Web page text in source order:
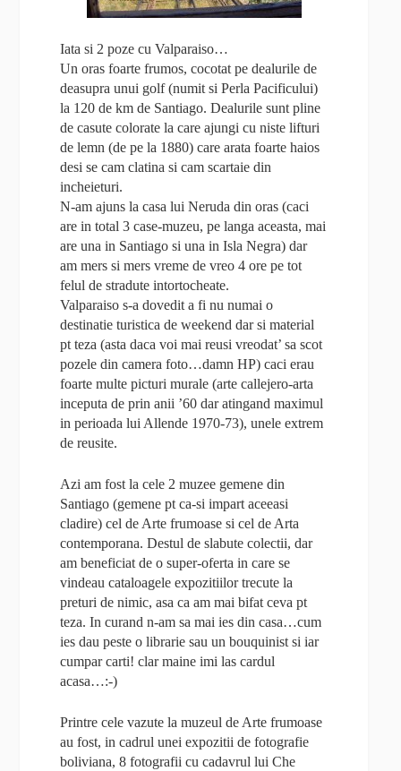
Iata si 2 poze cu Valparaiso…
Un oras foarte frumos, cocotat pe dealurile de
deasupra unui golf (numit si Perla Pacificului)
la 120 de km de Santiago. Dealurile sunt pline
de casute colorate la care ajungi cu niste lifturi
de lemn (de pe la 1880) care arata foarte haios
desi se cam clatina si cam scartaie din
incheieturi.
N-am ajuns la casa lui Neruda din oras (caci
are in total 3 case-muzeu, pe langa aceasta, mai
are una in Santiago si una in Isla Negra) dar
am mers si mers vreme de vreo 4 ore pe tot
felul de stradute intortocheate.
Valparaiso s-a dovedit a fi nu numai o
destinatie turistica de weekend dar si material
pt teza (asta daca voi mai reusi vreodat’ sa scot
pozele din camera foto…damn HP) caci erau
foarte multe picturi murale (arte callejero-arta
inceputa de prin anii ’60 dar atingand maximul
in perioada lui Allende 1970-73), unele extrem
de reusite.
Azi am fost la cele 2 muzee gemene din
Santiago (gemene pt ca-si impart aceeasi
cladire) cel de Arte frumoase si cel de Arta
contemporana. Destul de slabute colectii, dar
am beneficiat de o super-oferta in care se
vindeau cataloagele expozitiilor trecute la
preturi de nimic, asa ca am mai bifat ceva pt
teza. In curand n-am sa mai ies din casa…cum
ies dau peste o librarie sau un bouquinist si iar
cumpar carti! clar maine imi las cardul
acasa…:-)
Printre cele vazute la muzeul de Arte frumoase
au fost, in cadrul unei expozitii de fotografie
boliviana, 8 fotografii cu cadavrul lui Che